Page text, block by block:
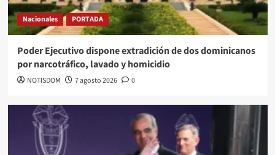
Nacionales PORTADA
Poder Ejecutivo dispone extradición de dos dominicanos
por narcotráfico, lavado y homicidio
NOTISDOM 7 agosto 2026 0